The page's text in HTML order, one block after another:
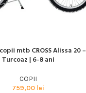
mtb CROSS Alissa 20 –
Turcoaz | 6-8 ani
COPII
759,00 lei